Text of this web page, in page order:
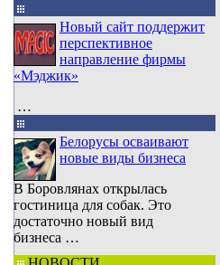
Новый сайт поддержит
перспективное
направление фирмы
«Мэджик»
…
Белорусы осваивают
новые виды бизнеса
В Боровлянах открылась
гостиница для собак. Это
достаточно новый вид
бизнеса …